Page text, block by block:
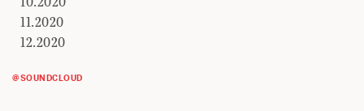
11.2020
12.2020
@SOUNDCLOUD